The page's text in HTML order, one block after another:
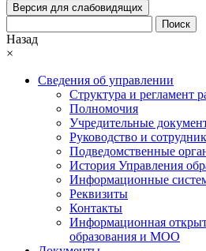
Версия для слабовидящих
Поиск
Назад
×
Сведения об управлении
Структура и регламент
Полномочия
Учредительные
Руководство и
Подведомственные
История Управления
Информационные
Реквизиты
Контакты
Информационная
образования и МОО